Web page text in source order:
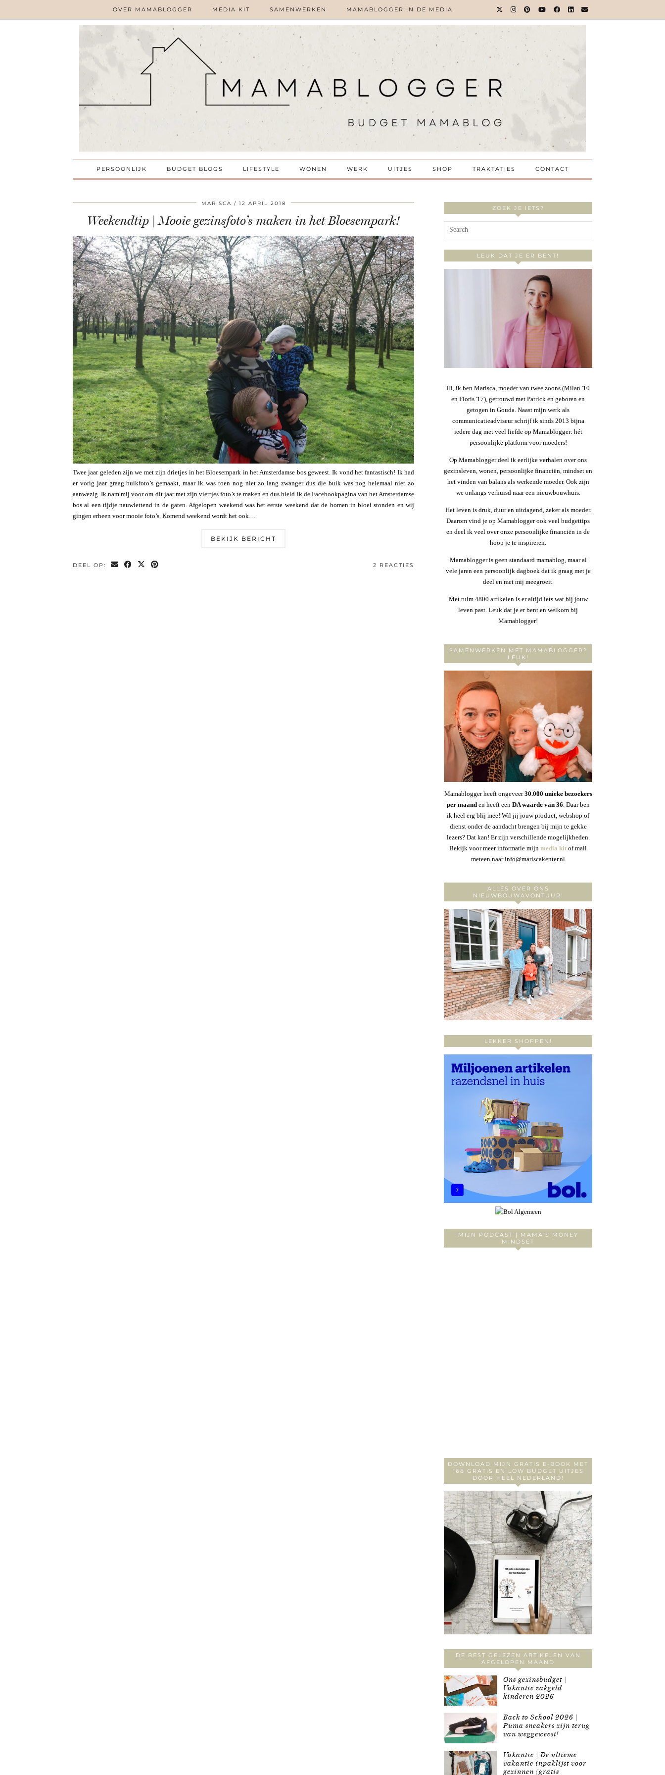
OVER MAMABLOGGER MEDIA KIT SAMENWERKEN MAMABLOGGER IN DE MEDIA
PERSOONLIJK BUDGET BLOGS LIFESTYLE WONEN WERK UITJES SHOP TRAKTATIES CONTACT
MARISCA 12 APRIL 2018
Weekendtip | Mooie gezinsfoto’s maken in het Bloesempark!
Twee jaar geleden zijn we met zijn drietjes in het Bloesempark in het Amsterdamse bos geweest. Ik vond het fantastisch! Ik had
er vorig jaar graag buikfoto’s gemaakt, maar ik was toen nog niet zo lang zwanger dus die buik was nog helemaal niet zo
aanwezig. Ik nam mij voor om dit jaar met zijn viertjes foto’s te maken en dus hield ik de Facebookpagina van het Amsterdamse
bos al een tijdje nauwlettend in de gaten. Afgelopen weekend was het eerste weekend dat de bomen in bloei stonden en wij
gingen erheen voor mooie foto’s. Komend weekend wordt het ook…
BEKIJK BERICHT
DEEL OP: 2 REACTIES
ZOEK JE IETS?
LEUK DAT JE ER BENT!
Hi, ik ben Marisca, moeder van twee zoons (Milan '10
en Floris '17), getrouwd met Patrick en geboren en
getogen in Gouda. Naast mijn werk als
communicatieadviseur schrijf ik sinds 2013 bijna
iedere dag met veel liefde op Mamablogger: hét
persoonlijke platform voor moeders!
Op Mamablogger deel ik eerlijke verhalen over ons
gezinsleven, wonen, persoonlijke financiën, mindset en
het vinden van balans als werkende moeder. Ook zijn
we onlangs verhuisd naar een nieuwbouwhuis.
Het leven is druk, duur en uitdagend, zeker als moeder.
Daarom vind je op Mamablogger ook veel budgettips
en deel ik veel over onze persoonlijke financiën in de
hoop je te inspireren.
Mamablogger is geen standaard mamablog, maar al
vele jaren een persoonlijk dagboek dat ik graag met je
deel en met mij meegroeit.
Met ruim 4800 artikelen is er altijd iets wat bij jouw
leven past. Leuk dat je er bent en welkom bij
Mamablogger!
SAMENWERKEN MET MAMABLOGGER?
LEUK!
Mamablogger heeft ongeveer30.000 unieke bezoekers
per maanden heeft een DA waarde van 36. Daar ben
ik heel erg blij mee! Wil jij jouw product, webshop of
dienst onder de aandacht brengen bij mijn te gekke
lezers? Dat kan! Er zijn verschillende mogelijkheden.
Bekijk voor meer informatie mijn media kit of mail
meteen naar info@mariscakenter.nl
ALLES OVER ONS
NIEUWBOUWAVONTUUR!
LEKKER SHOPPEN!
MIJN PODCAST | MAMA’S MONEY
MINDSET
DOWNLOAD MIJN GRATIS E-BOOK MET
168 GRATIS EN LOW BUDGET UITJES
DOOR HEEL NEDERLAND!
DE BEST GELEZEN ARTIKELEN VAN
AFGELOPEN MAAND
Ons gezinsbudget |
Vakantie zakgeld
kinderen 2026
Back to School 2026 |
Puma sneakers zijn terug
van weggeweest!
Vakantie | De ultieme
vakantie inpaklijst voor
gezinnen (gratis